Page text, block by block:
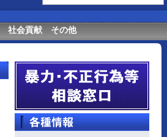
社会貢献 その他